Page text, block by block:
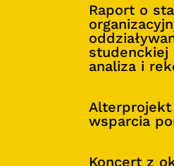
Raport o
studenckiej
analiza i
wsparcia
Koncert z